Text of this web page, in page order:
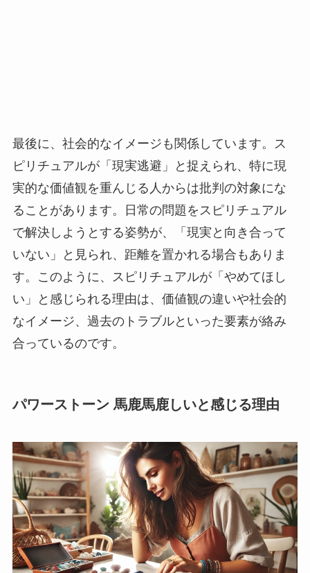
最後に、社会的なイメージも関係しています。ス
ピリチュアルが「現実逃避」と捉えられ、特に現
実的な価値観を重んじる人からは批判の対象にな
ることがあります。日常の問題をスピリチュアル
で解決しようとする姿勢が、「現実と向き合って
いない」と見られ、距離を置かれる場合もありま
す。このように、スピリチュアルが「やめてほし
い」と感じられる理由は、価値観の違いや社会的
なイメージ、過去のトラブルといった要素が絡み
合っているのです。
パワーストーン 馬鹿馬鹿しいと感じる理由